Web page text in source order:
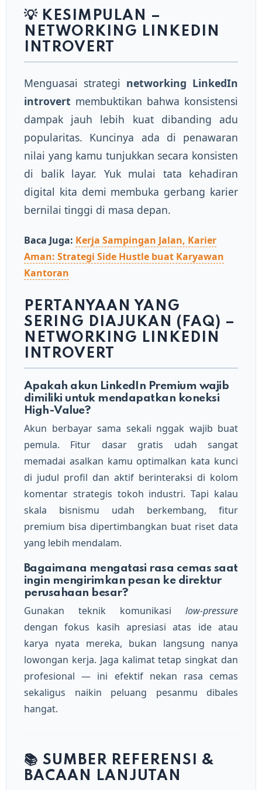
💡 KESIMPULAN –
NETWORKING LINKEDIN
INTROVERT
Menguasai strategi networking LinkedIn
introvert membuktikan bahwa konsistensi
dampak jauh lebih kuat dibanding adu
popularitas. Kuncinya ada di penawaran
nilai yang kamu tunjukkan secara konsisten
di balik layar. Yuk mulai tata kehadiran
digital kita demi membuka gerbang karier
bernilai tinggi di masa depan.
Baca Juga: Kerja Sampingan Jalan, Karier
Aman: Strategi Side Hustle buat Karyawan
Kantoran
PERTANYAAN YANG
SERING DIAJUKAN (FAQ) –
NETWORKING LINKEDIN
INTROVERT
Apakah akun LinkedIn Premium wajib
dimiliki untuk mendapatkan koneksi
High-Value?
Akun berbayar sama sekali nggak wajib buat
pemula. Fitur dasar gratis udah sangat
memadai asalkan kamu optimalkan kata kunci
di judul profil dan aktif berinteraksi di kolom
komentar strategis tokoh industri. Tapi kalau
skala bisnismu udah berkembang, fitur
premium bisa dipertimbangkan buat riset data
yang lebih mendalam.
Bagaimana mengatasi rasa cemas saat
ingin mengirimkan pesan ke direktur
perusahaan besar?
Gunakan teknik komunikasi low-pressure
dengan fokus kasih apresiasi atas ide atau
karya nyata mereka, bukan langsung nanya
lowongan kerja. Jaga kalimat tetap singkat dan
profesional — ini efektif nekan rasa cemas
sekaligus naikin peluang pesanmu dibales
hangat.
📚 SUMBER REFERENSI &
BACAAN LANJUTAN